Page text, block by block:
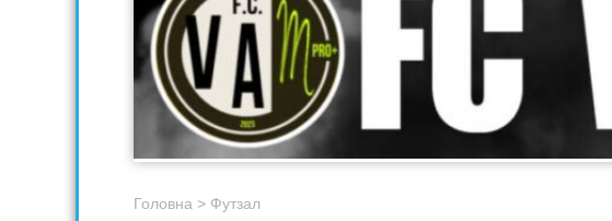
Головна > Футзал